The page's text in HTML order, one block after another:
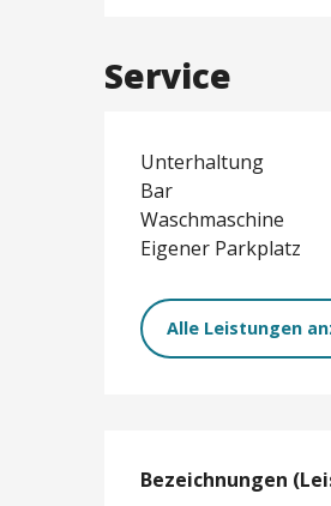
Service
Unterhaltung
Bar
Waschmaschine
Eigener Parkplatz
Alle Leistungen
Bezeichnungen
Bezeichnungen